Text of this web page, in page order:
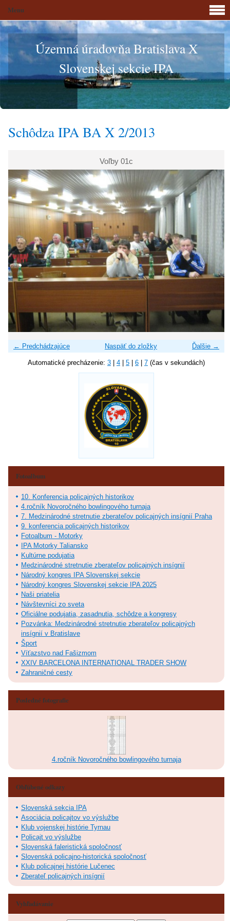
Územná úradovňa Bratislava X
Slovenskej sekcie IPA
Schôdza IPA BA X 2/2013
Voľby 01c
← Predchádzajúce Ďalšie →
Naspäť do zložky
Automatické precházenie: 3 4 5 6 7 (čas v sekundách)
Menu
Fotoalbum
10. Konferencia policajných historikov
4.ročník Novoročného bowlingového turnaja
7. Medzinárodné stretnutie zberateľov policajných insígnií Praha
9. konferencia policajných historikov
Fotoalbum - Motorky
IPA Motorky Taliansko
Kultúrne podujatia
Medzinárodné stretnutie zberateľov policajných insígnií
Národný kongres IPA Slovenskej sekcie
Národný kongres Slovenskej sekcie IPA 2025
Naši priatelia
Návštevníci zo sveta
Oficiálne podujatia, zasadnutia, schôdze a kongresy
Pozvánka: Medzinárodné stretnutie zberateľov policajných
insígnií v Bratislave
Šport
Víťazstvo nad Fašizmom
XXIV BARCELONA INTERNATIONAL TRADER SHOW
Zahraničné cesty
Posledné fotografie
4.ročník Novoročného bowlingového turnaja
Obľúbené odkazy
Slovenská sekcia IPA
Asociácia policajtov vo výslužbe
Klub vojenskej histórie Tyrnau
Policajt vo výslužbe
Slovenská faleristická spoločnosť
Slovenská policajno-historická spoločnosť
Klub policajnej histórie Lučenec
Zberateľ policajných insígnií
Vyhľadávanie